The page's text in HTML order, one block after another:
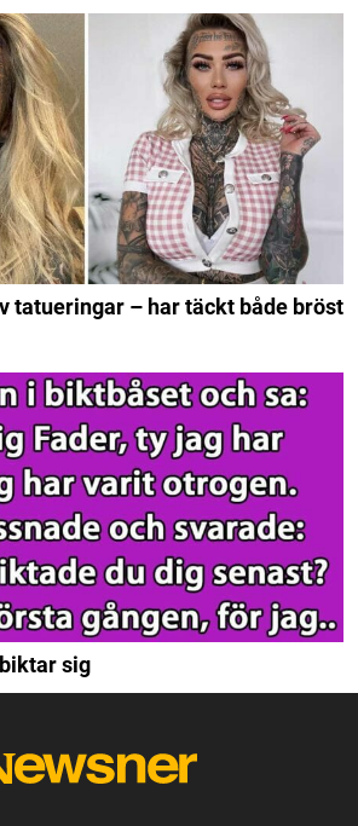
tatueringar – har täckt både bröst
sig